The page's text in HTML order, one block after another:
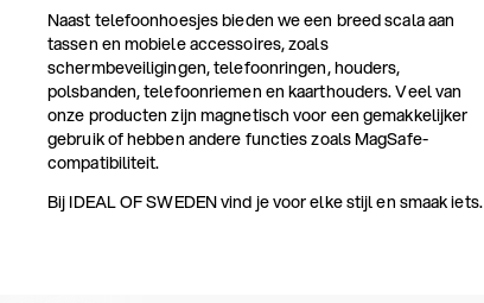
Naast telefoonhoesjes bieden we een breed scala aan
tassen en mobiele accessoires, zoals
schermbeveiligingen, telefoonringen, houders,
polsbanden, telefoonriemen en kaarthouders. Veel van
onze producten zijn magnetisch voor een gemakkelijker
gebruik of hebben andere functies zoals MagSafe-
compatibiliteit.
Bij IDEAL OF SWEDEN vind je voor elke stijl en smaak iets.